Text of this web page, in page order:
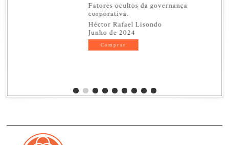
Fatores ocultos da governança
corporativa.
Héctor Rafael Lisondo
Junho de 2024
Comprar